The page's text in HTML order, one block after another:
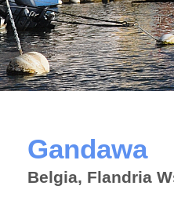
Gandawa
Belgia, Flandria